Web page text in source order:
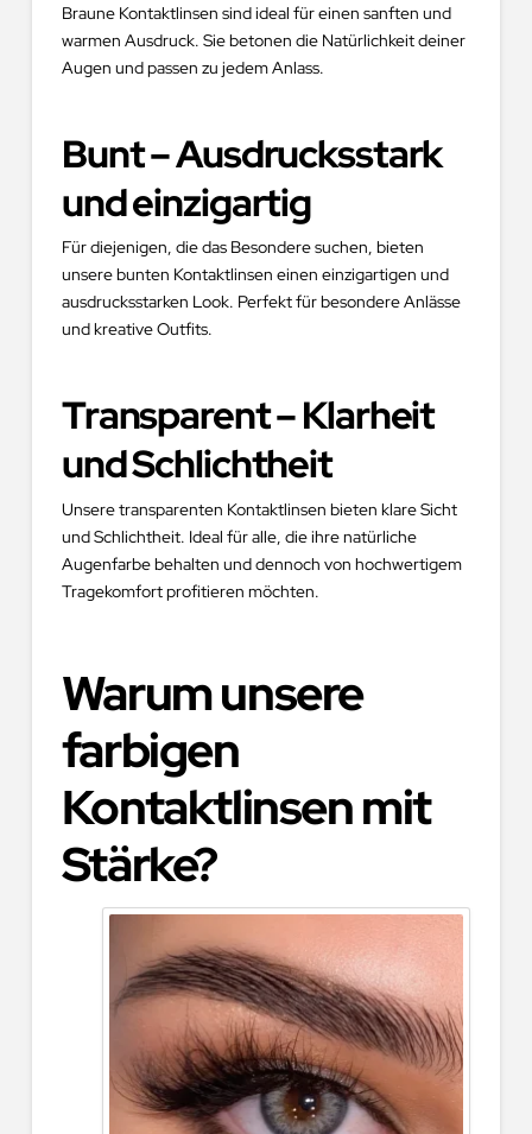
Braune Kontaktlinsen sind ideal für einen sanften und
warmen Ausdruck. Sie betonen die Natürlichkeit deiner
Augen und passen zu jedem Anlass.
Bunt – Ausdrucksstark
und einzigartig
Für diejenigen, die das Besondere suchen, bieten
unsere bunten Kontaktlinsen einen einzigartigen und
ausdrucksstarken Look. Perfekt für besondere Anlässe
und kreative Outfits.
Transparent – Klarheit
und Schlichtheit
Unsere transparenten Kontaktlinsen bieten klare Sicht
und Schlichtheit. Ideal für alle, die ihre natürliche
Augenfarbe behalten und dennoch von hochwertigem
Tragekomfort profitieren möchten.
Warum unsere
farbigen
Kontaktlinsen mit
Stärke?